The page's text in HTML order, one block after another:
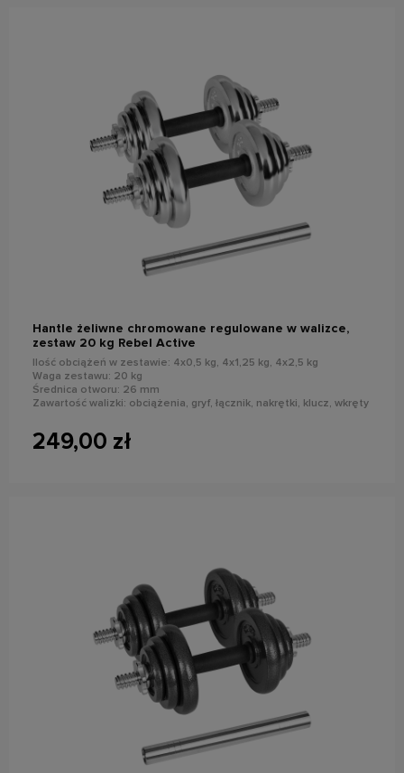
Hantle żeliwne chromowane regulowane w walizce,
zestaw 20 kg Rebel Active
Ilość obciążeń w zestawie: 4x0,5 kg, 4x1,25 kg, 4x2,5 kg
Waga zestawu: 20 kg
Średnica otworu: 26 mm
Zawartość walizki: obciążenia, gryf, łącznik, nakrętki, klucz, wkręty
249,00 zł
do koszyka
do koszyka